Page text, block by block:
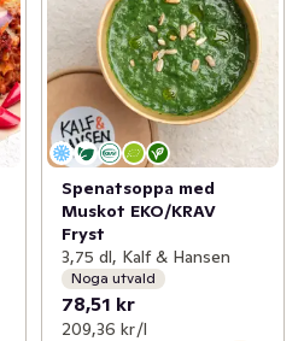
Spenatsoppa med
Muskot EKO/KRAV
Fryst
3,75 dl, Kalf & Hansen
Noga utvald
78,51 kr
209,36 kr /l